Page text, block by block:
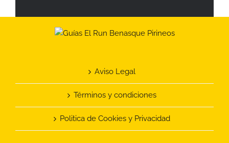
Aviso Legal
Términos y condiciones
Politica de Cookies y Privacidad